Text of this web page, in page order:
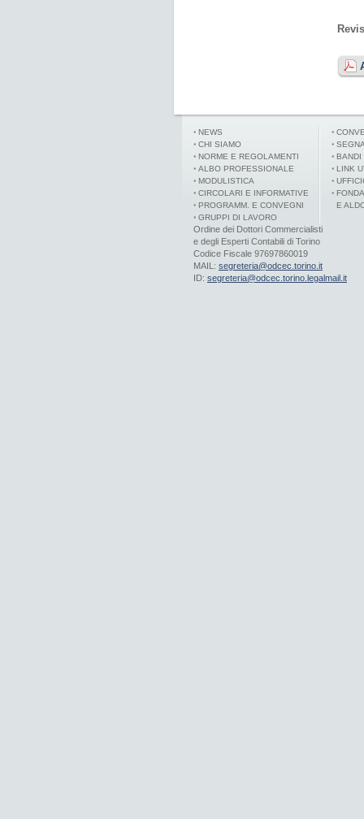
NEWS
CHI SIAMO
NORME E REGOLAMENTI
ALBO PROFESSIONALE
MODULISTICA
CIRCOLARI E INFORMATIVE
PROGRAMM. E CONVEGNI
GRUPPI DI LAVORO
BANDI
LINK
E
Ordine dei Dottori Commercialisti
e degli Esperti Contabili di Torino
Codice Fiscale 97697860019
MAIL: segreteria@odcec.torino.it
ID: segreteria@odcec.torino.legalmail.it